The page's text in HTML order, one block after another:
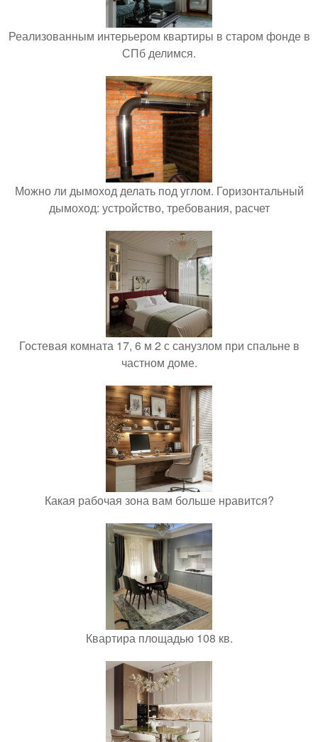
Реализованным интерьером квартиры в старом фонде в
СПб делимся.
Можно ли дымоход делать под углом. Горизонтальный
дымоход: устройство, требования, расчет
Гостевая комната 17, 6 м 2 с санузлом при спальне в
частном доме.
Какая рабочая зона вам больше нравится?
Квартира площадью 108 кв.